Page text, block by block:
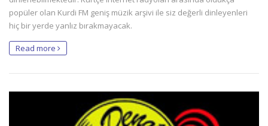
popüler olan Kurdi FM geniş müzik arşivi ile siz değerli dinleyenleri
hiç bir yerde yanlız bırakmayacak.
Read more